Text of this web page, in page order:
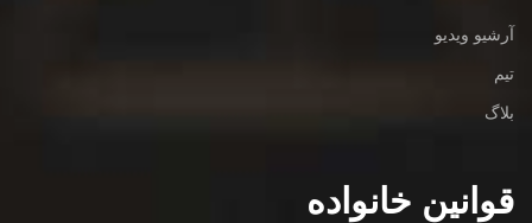
آرشیو ویدیو
تیم
بلاگ
قوانین خانواده